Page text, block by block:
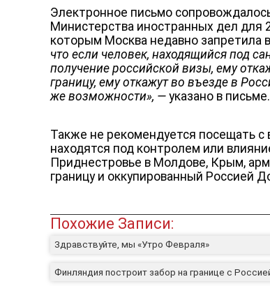
Электронное письмо
Министерства иностранных дел для
которым Москва недавно запретила
что если человек, находящийся под
получение российской визы, ему
границу, ему откажут во въезде в
же возможности», — указано в письме.
Также не рекомендуется посещать
находятся под контролем или
Приднестровье в Молдове, Крым,
границу и оккупированный Россией
Похожие Записи:
Здравствуйте, мы «Утро Февраля»
Финляндия построит забор на границе с